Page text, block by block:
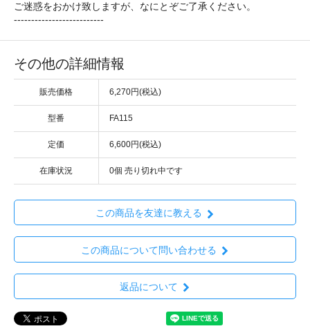
ご迷惑をおかけ致しますが、なにとぞご了承ください。
--------------------------
その他の詳細情報
販売価格 6,270円(税込)
型番 FA115
定価 6,600円(税込)
在庫状況 0個 売り切れ中です
この商品を友達に教える
この商品について問い合わせる
返品について